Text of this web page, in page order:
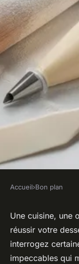
BON PLAN
ustensile
vos
Accueil›Bon plan
Une cuisine, une
réussir votre
interrogez
impeccables qui